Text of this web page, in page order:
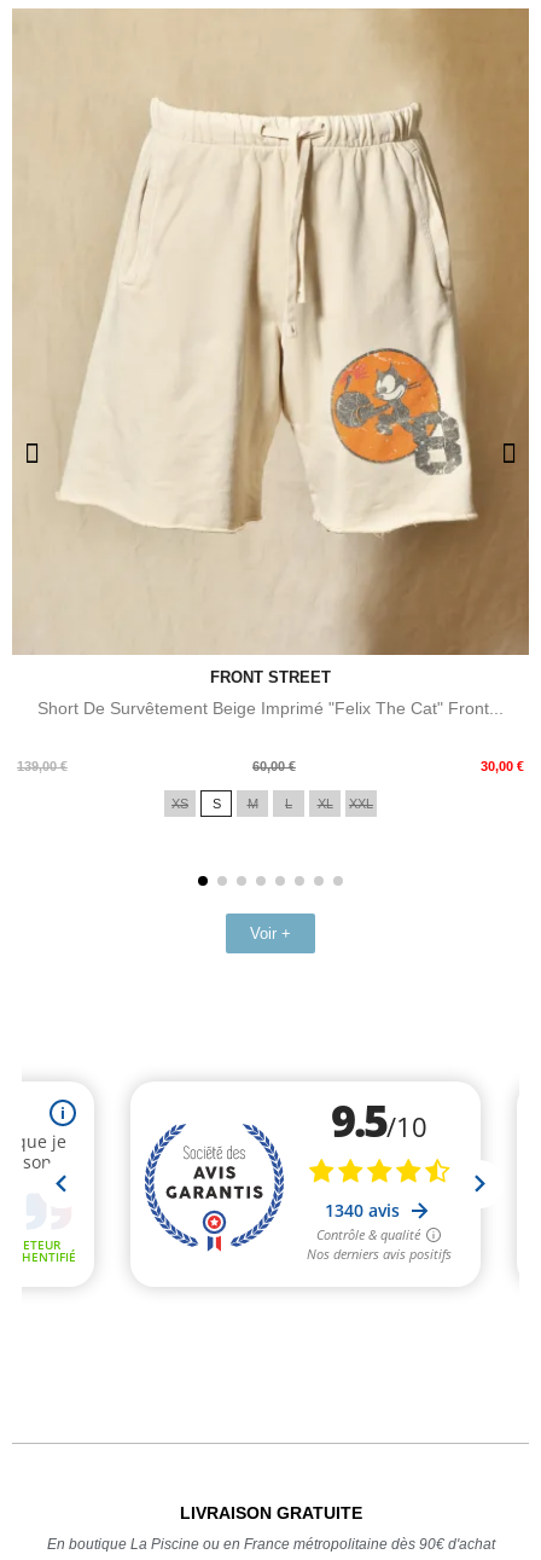
FRONT STREET
Short De Survêtement Beige Imprimé "Felix The Cat" Front...
139,00 €
Prix
60,00 € 30,00 €
Prix
XS S M L XL XXL
Voir +
LIVRAISON GRATUITE
En boutique La Piscine ou en France métropolitaine dès 90€ d'achat